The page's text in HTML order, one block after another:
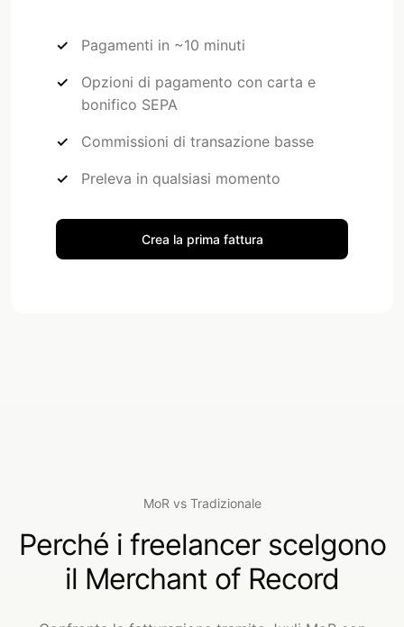
Pagamenti in ~10 minuti
Opzioni di pagamento con carta e
bonifico SEPA
Commissioni di transazione basse
Preleva in qualsiasi momento
Crea la prima fattura
MoR vs Tradizionale
Perché i freelancer scelgono
il Merchant of Record